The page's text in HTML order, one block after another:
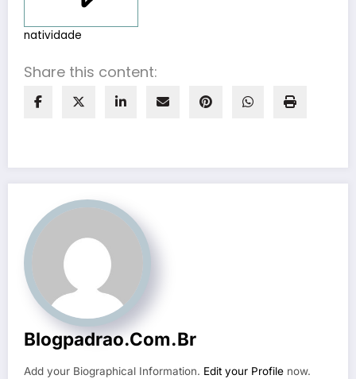
natividade
Share this content:
Blogpadrao.com.br
Add your Biographical Information. Edit your Profile now.